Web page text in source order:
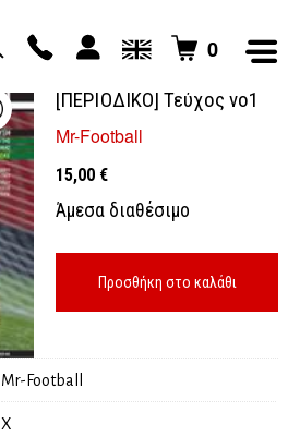
0
[ΠΕΡΙΟΔΙΚΟ] Τεύχος νο1
Mr-Football
15,00 €
Άμεσα διαθέσιμο
Προσθήκη στο καλάθι
Mr-Football
X